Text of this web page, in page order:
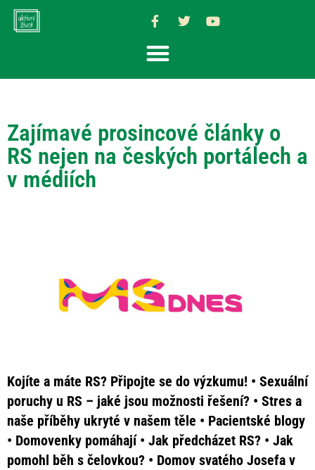
Zajímavé prosincové články o
RS nejen na českých portálech a
v médiích
Kojíte a máte RS? Připojte se do výzkumu! • Sexuální
poruchy u RS – jaké jsou možnosti řešení? • Stres a
naše příběhy ukryté v našem těle • Pacientské blogy
• Domovenky pomáhají • Jak předcházet RS? • Jak
pomohl běh s čelovkou? • Domov svatého Josefa v